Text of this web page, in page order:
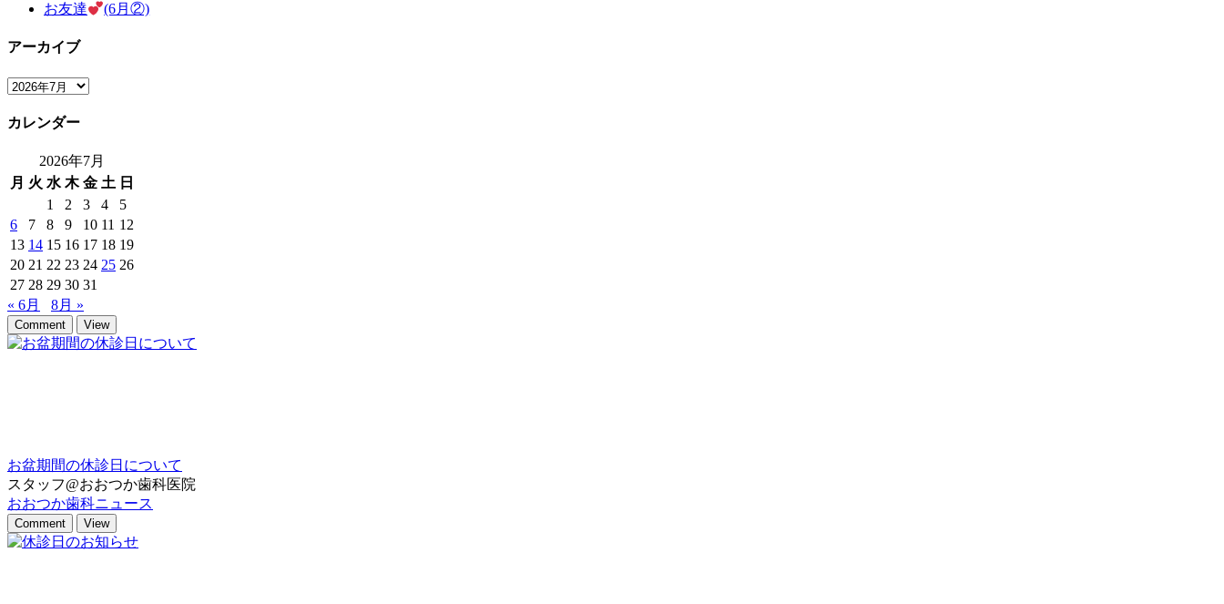
お友達
(6月②)
アーカイブ
ア
カ
カレンダー
2026年7月
月 火 水 木 金 土 日
1
2 3 4
5
6
7 8 9 10 11 12
13 14 15 16 17 18 19
20 21 22 23 24 25 26
27 28 29 30 31
« 6月
8月 »
Comment View
お盆期間の休診日について
スタッフ@おおつか歯科医院
おおつか歯科ニュース
Comment View